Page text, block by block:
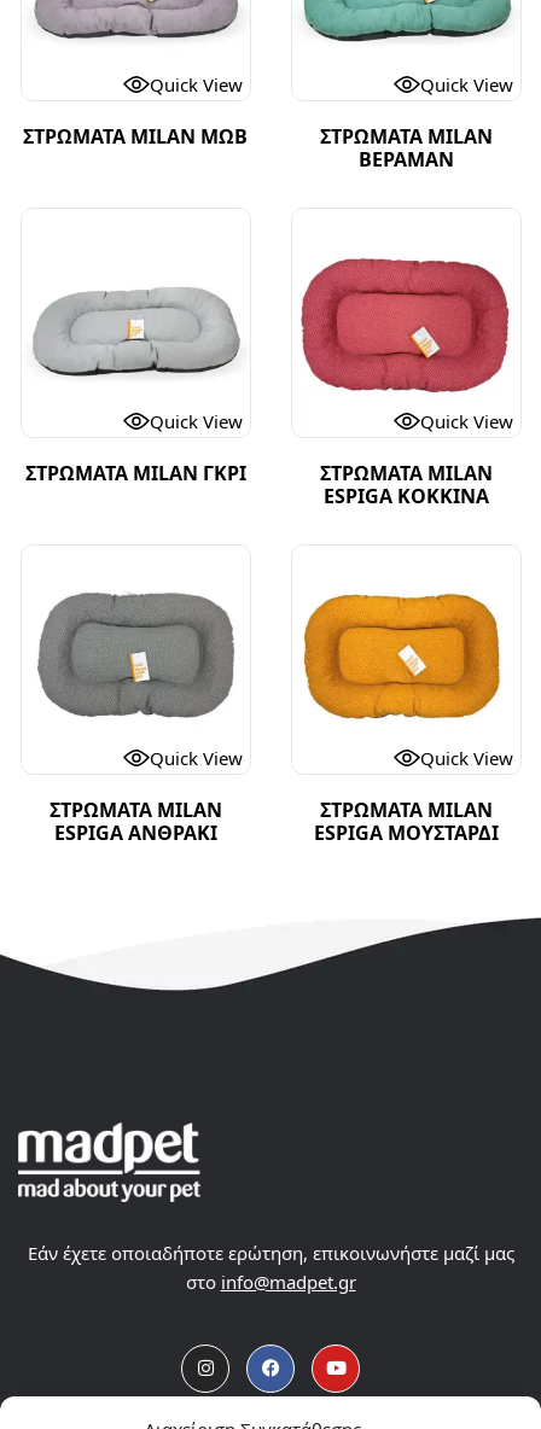
Quick View
ΣΤΡΩΜΑΤΑ MILAN MΩΒ
Quick View
ΣΤΡΩΜΑΤΑ MILAN
ΒΕΡΑΜΑΝ
Quick View
ΣΤΡΩΜΑΤΑ MILAN ΓΚΡΙ
Quick View
ΣΤΡΩΜΑΤΑ MILAN
ESPIGA ΚΟΚΚΙΝΑ
Quick View
ΣΤΡΩΜΑΤΑ MILAN
ESPIGA ΑΝΘΡΑΚΙ
Quick View
ΣΤΡΩΜΑΤΑ MILAN
ESPIGA ΜΟΥΣΤΑΡΔΙ
Εάν έχετε οποιαδήποτε ερώτηση, επικοινωνήστε μαζί μας
στο info@madpet.gr